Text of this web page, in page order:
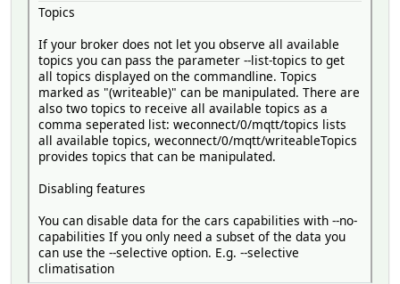
Topics
If your broker does not let you observe all available
topics you can pass the parameter --list-topics to get
all topics displayed on the commandline. Topics
marked as "(writeable)" can be manipulated. There are
also two topics to receive all available topics as a
comma seperated list: weconnect/0/mqtt/topics lists
all available topics, weconnect/0/mqtt/writeableTopics
provides topics that can be manipulated.
Disabling features
You can disable data for the cars capabilities with --no-
capabilities If you only need a subset of the data you
can use the --selective option. E.g. --selective
climatisation